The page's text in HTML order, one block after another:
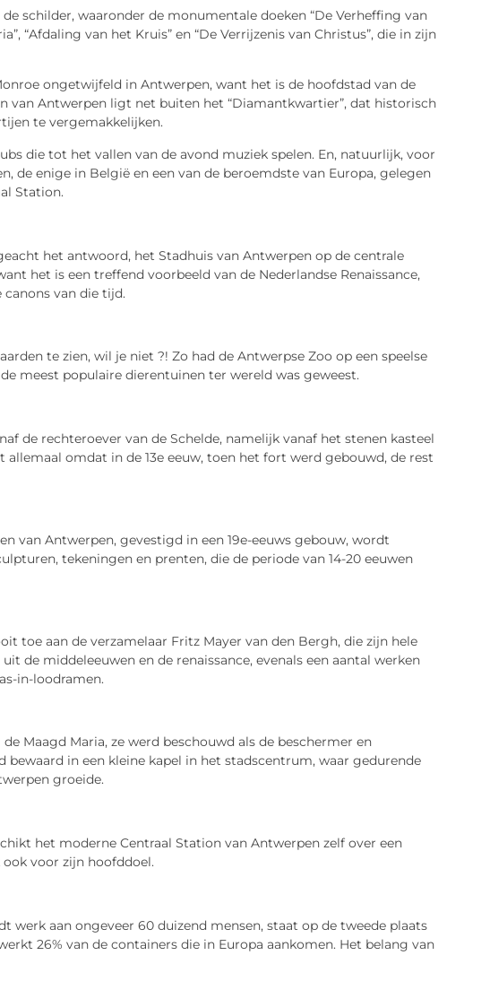
schilder, waaronder de monumentale doeken “De Verheffing van
“Afdaling van het Kruis” en “De Verrijzenis van Christus”, die in zijn
ongetwijfeld in Antwerpen, want het is de hoofdstad van de
van Antwerpen ligt net buiten het “Diamantkwartier”, dat historisch
te vergemakkelijken.
die tot het vallen van de avond muziek spelen. En, natuurlijk, voor
de enige in België en een van de beroemdste van Europa, gelegen
Station.
het antwoord, het Stadhuis van Antwerpen op de centrale
het is een treffend voorbeeld van de Nederlandse Renaissance,
canons van die tijd.
te zien, wil je niet ?! Zo had de Antwerpse Zoo op een speelse
meest populaire dierentuinen ter wereld was geweest.
de rechteroever van de Schelde, namelijk vanaf het stenen kasteel
allemaal omdat in de 13e eeuw, toen het fort werd gebouwd, de rest
van Antwerpen, gevestigd in een 19e-eeuws gebouw, wordt
tekeningen en prenten, die de periode van 14-20 eeuwen
toe aan de verzamelaar Fritz Mayer van den Bergh, die zijn hele
de middeleeuwen en de renaissance, evenals een aantal werken
in-loodramen.
Maagd Maria, ze werd beschouwd als de beschermer en
bewaard in een kleine kapel in het stadscentrum, waar gedurende
groeide.
het moderne Centraal Station van Antwerpen zelf over een
voor zijn hoofddoel.
werk aan ongeveer 60 duizend mensen, staat op de tweede plaats
26% van de containers die in Europa aankomen. Het belang van